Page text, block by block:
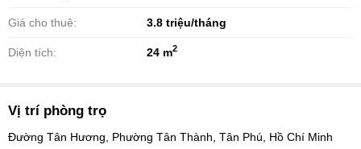
Giá cho thuê: 3.8 triệu/tháng
Diện tích: 24 m2
Vị trí phòng trọ
Đường Tân Hương, Phường Tân Thành, Tân Phú, Hồ Chí Minh